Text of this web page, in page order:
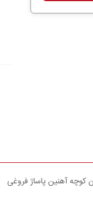
کوچه آهنین پاساژ فروغی